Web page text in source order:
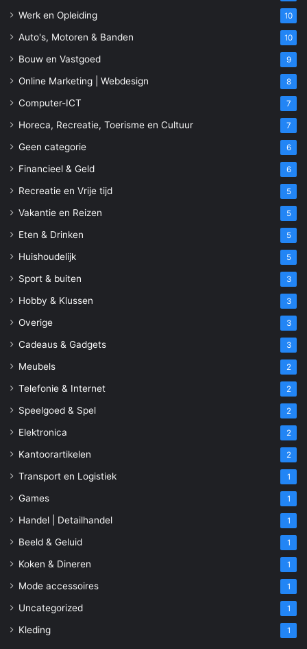
Werk en Opleiding 10
Auto's, Motoren & Banden 10
Bouw en Vastgoed 9
Online Marketing | Webdesign 8
Computer-ICT 7
Horeca, Recreatie, Toerisme en Cultuur 7
Geen categorie 6
Financieel & Geld 6
Recreatie en Vrije tijd 5
Vakantie en Reizen 5
Eten & Drinken 5
Huishoudelijk 5
Sport & buiten 3
Hobby & Klussen 3
Overige 3
Cadeaus & Gadgets 3
Meubels 2
Telefonie & Internet 2
Speelgoed & Spel 2
Elektronica 2
Kantoorartikelen 2
Transport en Logistiek 1
Games 1
Handel | Detailhandel 1
Beeld & Geluid 1
Koken & Dineren 1
Mode accessoires 1
Uncategorized 1
Kleding 1